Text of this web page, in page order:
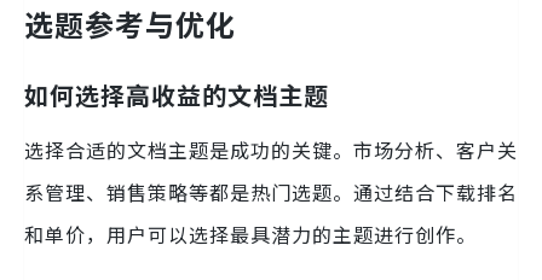
选题参考与优化
如何选择高收益的文档主题
选择合适的文档主题是成功的关键。市场分析、客户关
系管理、销售策略等都是热门选题。通过结合下载排名
和单价，用户可以选择最具潜力的主题进行创作。